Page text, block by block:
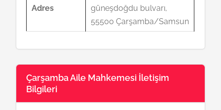
Adres
güneşdoğdu bulvarı,
55500 Çarşamba/Samsun
Çarşamba Aile Mahkemesi İletişim
Bilgileri